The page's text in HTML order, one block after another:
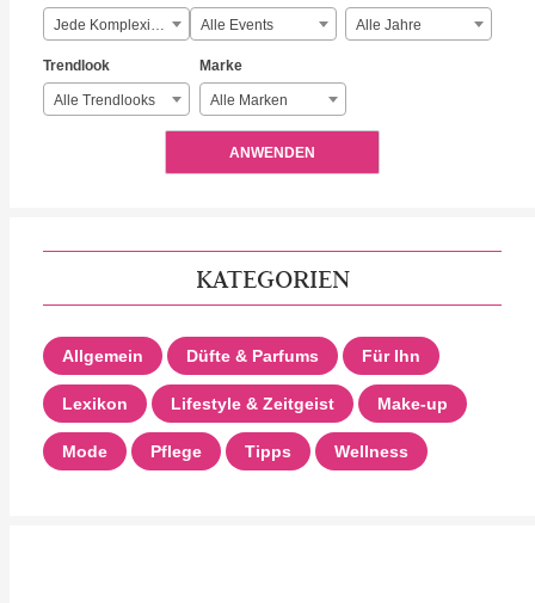
Jede Komplexität Alle Events Alle Jahre
Trendlook
Alle Trendlooks
Marke
Alle Marken
ANWENDEN
KATEGORIEN
Allgemein Düfte & Parfums Für Ihn
Lexikon Lifestyle & Zeitgeist Make-up
Mode Pflege Tipps Wellness